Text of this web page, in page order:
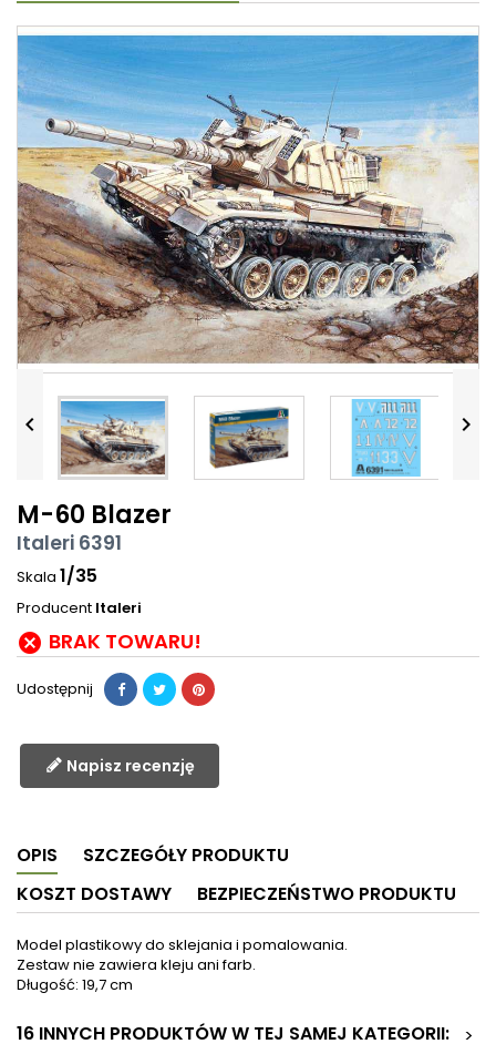
 
M-60 Blazer
Italeri 6391
Skala 1/35
Producent Italeri
 BRAK TOWARU!
Udostępnij
Napisz recenzję
OPIS
SZCZEGÓŁY PRODUKTU
KOSZT DOSTAWY
BEZPIECZEŃSTWO PRODUKTU
Model plastikowy do sklejania i pomalowania.
Zestaw nie zawiera kleju ani farb.
Długość: 19,7 cm
16 INNYCH PRODUKTÓW W TEJ SAMEJ KATEGORII:
>